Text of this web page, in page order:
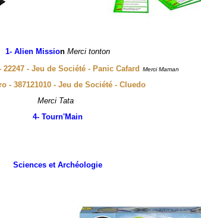
1- Alien Mission Merci tonton
22247 - Jeu de Société - Panic Cafard Merci Maman
- 387121010 - Jeu de Société - Cluedo
Merci Tata
4- Tourn'Main
Sciences et Archéologie